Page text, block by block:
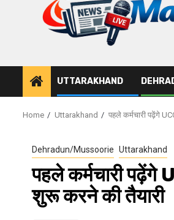
UTTARAKHAND
Home Uttarakhand पहले कर्मचारी पढ़ेंगे
Dehradun/Mussoorie Uttarakhand
पहले कर्मचारी पढ़ेंगे
शुरू करने की तैयारी